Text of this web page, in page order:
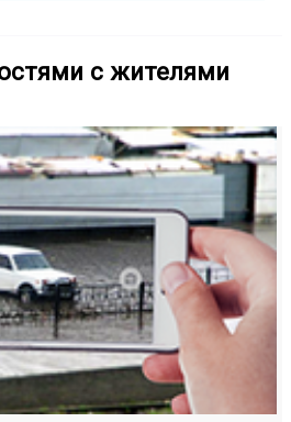
с жителями